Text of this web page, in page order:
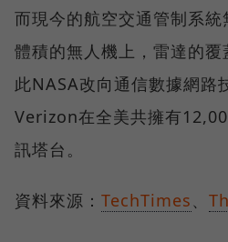
而現今的航空交通管制系
體積的無人機上，雷達的
此NASA改向通信數據網路
Verizon在全美共擁有
訊塔台。
資料來源： TechTimes、